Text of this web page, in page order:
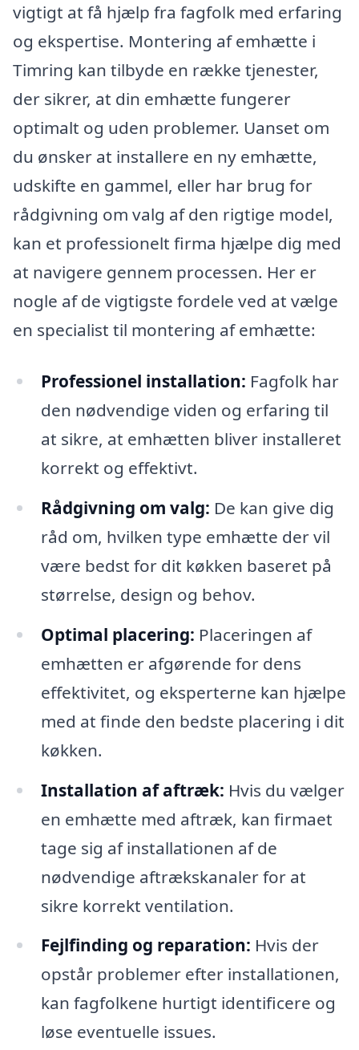
vigtigt at få hjælp fra fagfolk med erfaring
og ekspertise. Montering af emhætte i
Timring kan tilbyde en række tjenester,
der sikrer, at din emhætte fungerer
optimalt og uden problemer. Uanset om
du ønsker at installere en ny emhætte,
udskifte en gammel, eller har brug for
rådgivning om valg af den rigtige model,
kan et professionelt firma hjælpe dig med
at navigere gennem processen. Her er
nogle af de vigtigste fordele ved at vælge
en specialist til montering af emhætte:
Professionel installation: Fagfolk har
den nødvendige viden og erfaring til
at sikre, at emhætten bliver installeret
korrekt og effektivt.
Rådgivning om valg: De kan give dig
råd om, hvilken type emhætte der vil
være bedst for dit køkken baseret på
størrelse, design og behov.
Optimal placering: Placeringen af
emhætten er afgørende for dens
effektivitet, og eksperterne kan hjælpe
med at finde den bedste placering i dit
køkken.
Installation af aftræk: Hvis du vælger
en emhætte med aftræk, kan firmaet
tage sig af installationen af de
nødvendige aftrækskanaler for at
sikre korrekt ventilation.
Fejlfinding og reparation: Hvis der
opstår problemer efter installationen,
kan fagfolkene hurtigt identificere og
løse eventuelle issues.